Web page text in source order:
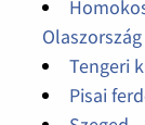
Olaszország
Tengeri
Pisai